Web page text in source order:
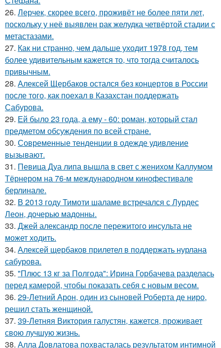
26. Лерчек, скорее всего, проживёт не более пяти лет,
поскольку у неё выявлен рак желудка четвёртой стадии с
метастазами.
27. Как ни странно, чем дальше уходит 1978 год, тем
более удивительным кажется то, что тогда считалось
привычным.
28. Алексей Щербаков остался без концертов в России
после того, как поехал в Казахстан поддержать
Сабурова.
29. Ей было 23 года, а ему - 60: роман, который стал
предметом обсуждения по всей стране.
30. Современные тенденции в одежде удивление
вызывают.
31. Певица Дуа липа вышла в свет с женихом Каллумом
Тёрнером на 76-м международном кинофестивале
берлинале.
32. В 2013 году Тимоти шаламе встречался с Лурдес
Леон, дочерью мадонны.
33. Джей александр после пережитого инсульта не
может ходить.
34. Алексей щербаков прилетел в поддержать нурлана
сабурова.
35. "Плюс 13 кг за Полгода": Ирина Горбачева разделась
перед камерой, чтобы показать себя с новым весом.
36. 29-Летний Арон, один из сыновей Роберта де ниро,
решил стать женщиной.
37. 39-Летняя Виктория галустян, кажется, проживает
свою лучшую жизнь.
38. Алла Довлатова похвасталась результатом интимной